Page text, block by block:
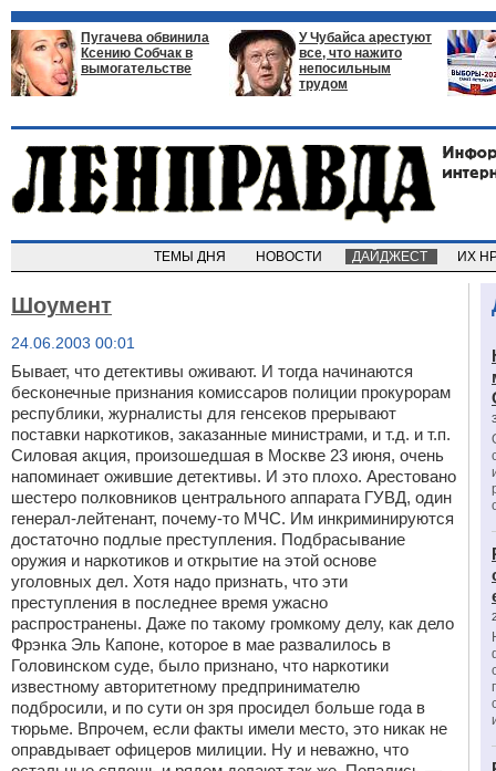
Пугачева обвинила
Ксению Собчак в
вымогательстве
У Чубайса арестуют
все, что нажито
непосильным
трудом
ТЕМЫ ДНЯ НОВОСТИ ДАЙДЖЕСТ ИХ
Шоумент
24.06.2003 00:01
Бывает, что детективы оживают. И тогда начинаются
бесконечные признания комиссаров полиции прокурорам
республики, журналисты для генсеков прерывают
поставки наркотиков, заказанные министрами, и т.д. и т.п.
Силовая акция, произошедшая в Москве 23 июня, очень
напоминает ожившие детективы. И это плохо. Арестовано
шестеро полковников центрального аппарата ГУВД, один
генерал-лейтенант, почему-то МЧС. Им инкриминируются
достаточно подлые преступления. Подбрасывание
оружия и наркотиков и открытие на этой основе
уголовных дел. Хотя надо признать, что эти
преступления в последнее время ужасно
распространены. Даже по такому громкому делу, как дело
Фрэнка Эль Капоне, которое в мае развалилось в
Головинском суде, было признано, что наркотики
известному авторитетному предпринимателю
подбросили, и по сути он зря просидел больше года в
тюрьме. Впрочем, если факты имели место, это никак не
оправдывает офицеров милиции. Ну и неважно, что